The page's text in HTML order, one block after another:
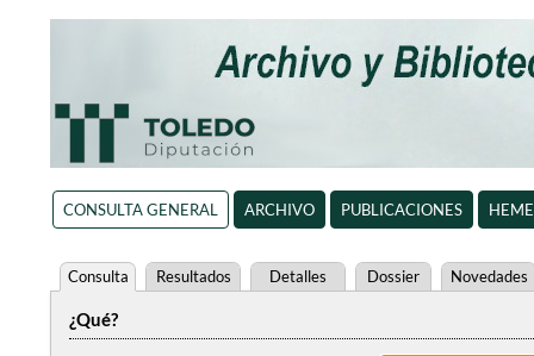
CONSULTA GENERAL ARCHIVO PUBLICACIONES
Consulta Resultados Detalles Dossier Novedades
¿Qué?